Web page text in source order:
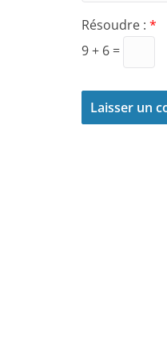
Résoudre : *
9 + 6 =